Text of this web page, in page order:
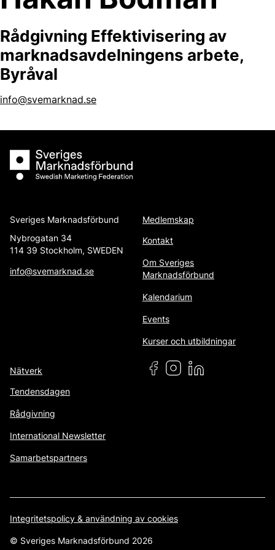
Rådgivning Effektivisering av
marknadsavdelningens arbete,
Byråval
info@svemarknad.se
Sveriges Marknadsförbund
Sveriges Marknadsförbund
Nybrogatan 34
114 39 Stockholm, SWEDEN
info@svemarknad.se
Medlemskap
Kontakt
Om Sveriges
Marknadsförbund
Kalendarium
Events
Kurser och utbildningar
Nätverk
Tendensdagen
Rådgivning
International Newsletter
Samarbetspartners
© Sveriges Marknadsförbund 2026
Integritetspolicy & användning av cookies